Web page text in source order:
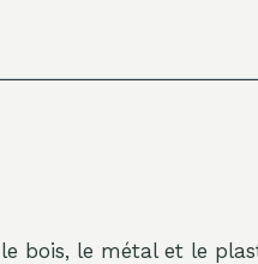
bois, le métal et le